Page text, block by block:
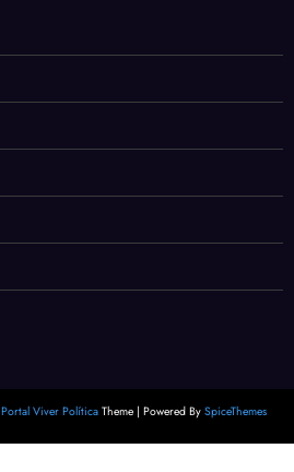
Portal Viver Política Theme | Powered By SpiceThemes